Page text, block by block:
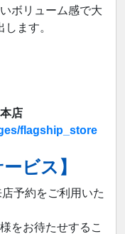
ボリューム感で大
ます。
店
flagship_store
ビス】
予約をご利用いた
をお待たせするこ